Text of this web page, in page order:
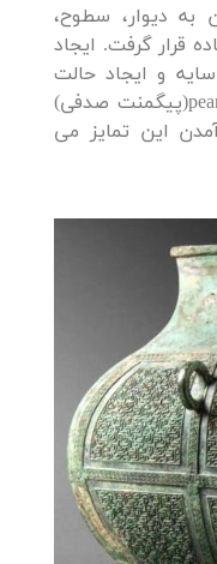
به دیوار، سطوح،
قرار گرفت. ایجاد
و ایجاد حالت
درخشندگی به دلیل وجود پیرل pearl(پیگمنت صدفی)
این تمایز می